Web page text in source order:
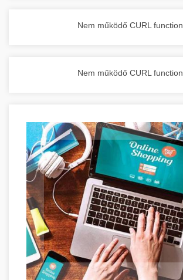
Nem működő CURL function.
Nem működő CURL function.